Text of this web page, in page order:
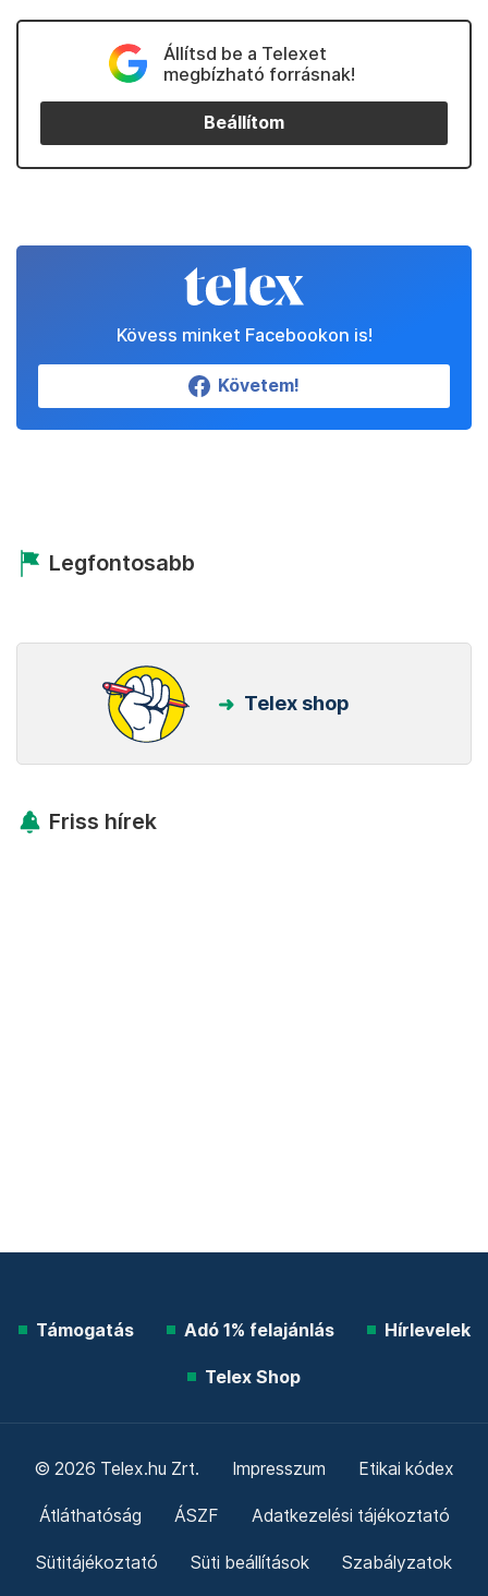
Állítsd be a Telexet
megbízható forrásnak!
Beállítom
Kövess minket Facebookon is!
Követem!
Legfontosabb
Telex shop
Friss hírek
Támogatás Adó 1% felajánlás Hírlevelek
Telex Shop
© 2026 Telex.hu Zrt. Impresszum Etikai kódex
Átláthatóság ÁSZF Adatkezelési tájékoztató
Sütitájékoztató Süti beállítások Szabályzatok